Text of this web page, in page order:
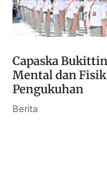
Capaska
Mental dan
Pengukuhan
Berita